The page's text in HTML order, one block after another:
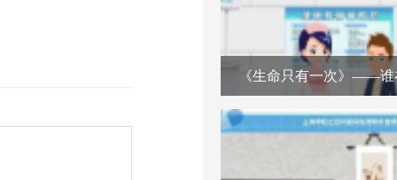
《生命只有一次》——谁